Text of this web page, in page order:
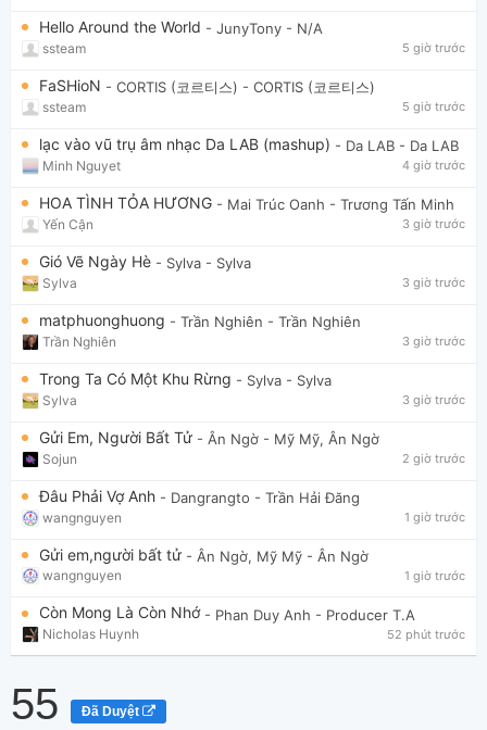
Hello Around the World - JunyTony - N/A
ssteam 5 giờ trước
FaSHioN - CORTIS (코르티스) - CORTIS (코르티스)
ssteam 5 giờ trước
lạc vào vũ trụ âm nhạc Da LAB (mashup) - Da LAB - Da LAB
Minh Nguyet 4 giờ trước
HOA TÌNH TỎA HƯƠNG - Mai Trúc Oanh - Trương Tấn Minh
Yến Cận 3 giờ trước
Gió Vẽ Ngày Hè - Sylva - Sylva
Sylva 3 giờ trước
matphuonghuong - Trần Nghiên - Trần Nghiên
Trần Nghiên 3 giờ trước
Trong Ta Có Một Khu Rừng - Sylva - Sylva
Sylva 3 giờ trước
Gửi Em, Người Bất Tử - Ân Ngờ - Mỹ Mỹ, Ân Ngờ
Sojun 2 giờ trước
Đâu Phải Vợ Anh - Dangrangto - Trần Hải Đăng
wangnguyen 1 giờ trước
Gửi em,người bất tử - Ân Ngờ, Mỹ Mỹ - Ân Ngờ
wangnguyen 1 giờ trước
Còn Mong Là Còn Nhớ - Phan Duy Anh - Producer T.A
Nicholas Huynh 52 phút trước
55 Đã Duyệt